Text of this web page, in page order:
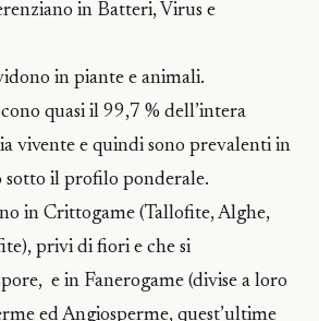
in Batteri, Virus e
in piante e animali.
quasi il 99,7 % dell’intera
vivente e quindi sono prevalenti in
sotto il profilo ponderale.
in Crittogame (Tallofite, Alghe,
privi di fiori e che si
e in Fanerogame (divise a loro
ed Angiosperme, quest’ultime